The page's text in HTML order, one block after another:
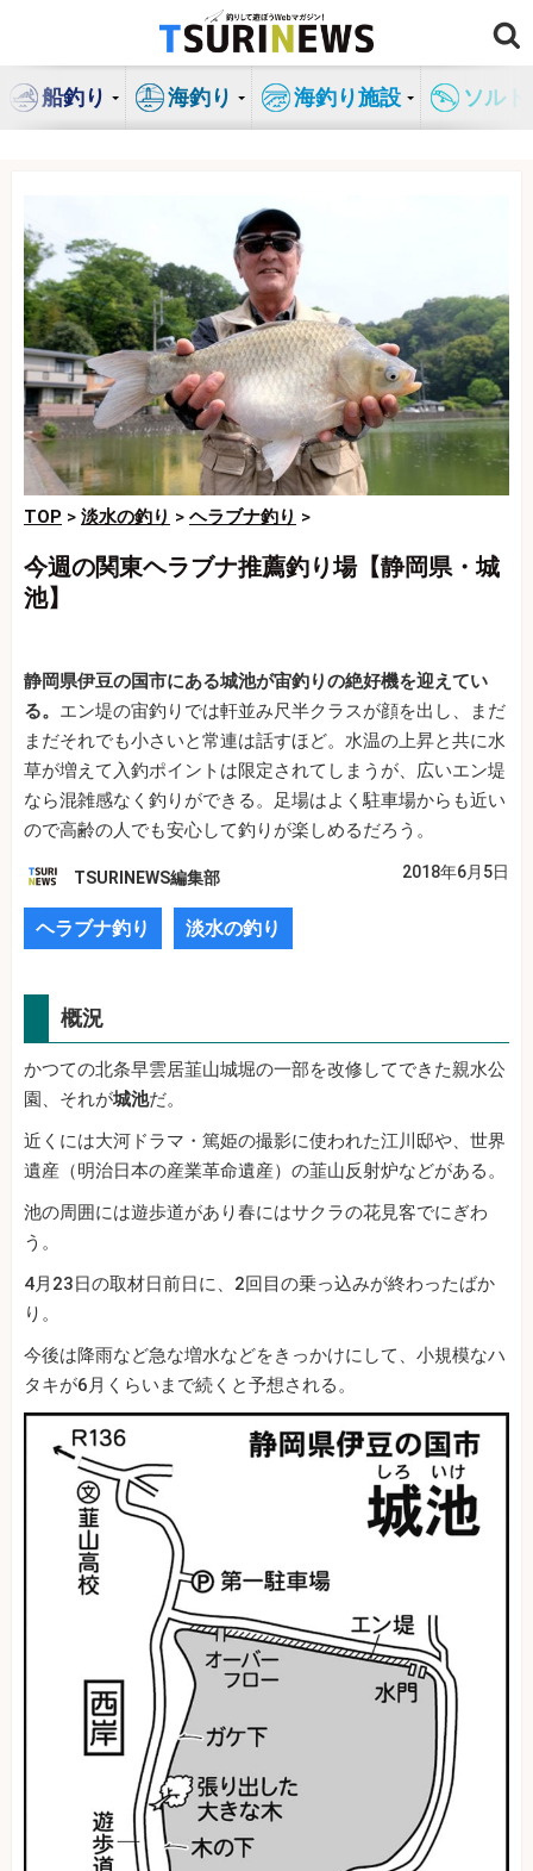
ン
船釣り 海釣り 海釣り施設 ソル
TOP > 淡水の釣り > ヘラブナ釣り >
今週の関東ヘラブナ推薦釣り場【静岡県・城
池】
静岡県伊豆の国市にある城池が宙釣りの絶好機を迎えてい
る。 エン堤の宙釣りでは軒並み尺半クラスが顔を出し、まだ
まだそれでも小さいと常連は話すほど。水温の上昇と共に水
草が増えて入釣ポイントは限定されてしまうが、広いエン堤
なら混雑感なく釣りができる。足場はよく駐車場からも近い
ので高齢の人でも安心して釣りが楽しめるだろう。
TSURINEWS編集部 2018年6月5日
ヘラブナ釣り 淡水の釣り
概況
かつての北条早雲居韮山城堀の一部を改修してできた親水公
園、それが城池だ。
近くには大河ドラマ・篤姫の撮影に使われた江川邸や、世界
遺産（明治日本の産業革命遺産）の韮山反射炉などがある。
池の周囲には遊歩道があり春にはサクラの花見客でにぎわ
う。
4月23日の取材日前日に、2回目の乗っ込みが終わったばか
り。
今後は降雨など急な増水などをきっかけにして、小規模なハ
タキが6月くらいまで続くと予想される。